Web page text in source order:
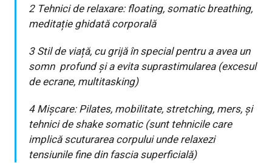
2 Tehnici de relaxare: floating, somatic breathing,
meditație ghidată corporală
3 Stil de viață, cu grijă în special pentru a avea un
somn profund și a evita suprastimularea (excesul
de ecrane, multitasking)
4 Mișcare: Pilates, mobilitate, stretching, mers, și
tehnici de shake somatic (sunt tehnicile care
implică scuturarea corpului unde relaxezi
tensiunile fine din fascia superficială)